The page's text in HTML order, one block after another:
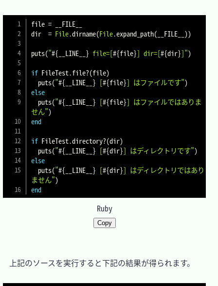
file = __FILE__
dir = File.dirname(File.expand_path( __FILE__ ))
puts("#{ __LINE__ } file=[#{file}] dir=[#{dir}]")
if FileTest.file?(file)
  puts
("#{ __LINE__ } [#{file}] はファイルです")
else
  puts
("#{ __LINE__ } [#{file}] はファイルではありま
せん")
end
if FileTest.directory?(dir)
  puts
("#{ __LINE__ } [#{dir}] はディレクトリです")
else
  puts
("#{ __LINE__ } [#{dir}] はディレクトリではあり
ません")
end
Ruby
Copy
上記のソースを実行すると下記の結果が得られます。